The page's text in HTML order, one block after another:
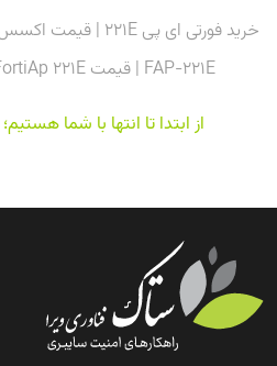
FAP-221E | قیمت FortiAp 221E | خرید FortiAP 221E
از ابتدا تا انتها با شما